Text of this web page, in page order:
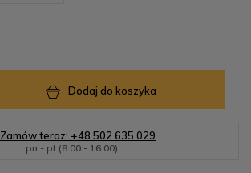
Dodaj do koszyka
Zamów teraz: +48 502 635 029
pn - pt (8:00 - 16:00)